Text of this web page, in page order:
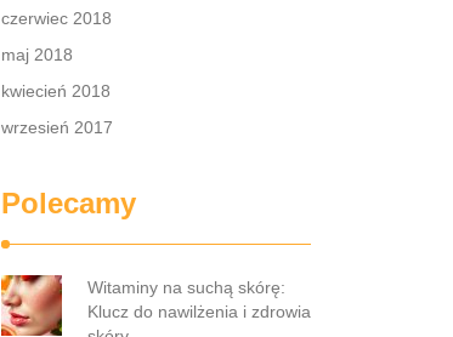
czerwiec 2018
maj 2018
kwiecień 2018
wrzesień 2017
Polecamy
Witaminy na suchą skórę:
Klucz do nawilżenia i zdrowia